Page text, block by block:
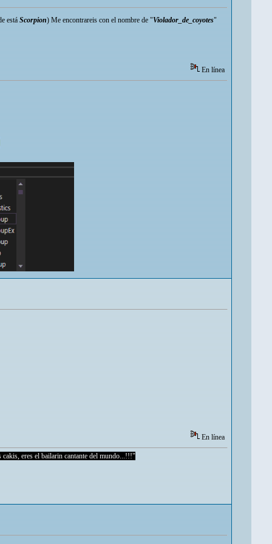
estáScorpion) Me encontrareis con el nombre de "Violador_de_coyotes"
En línea
En línea
cakis, eres el bailarin cantante del mundo...!!!"